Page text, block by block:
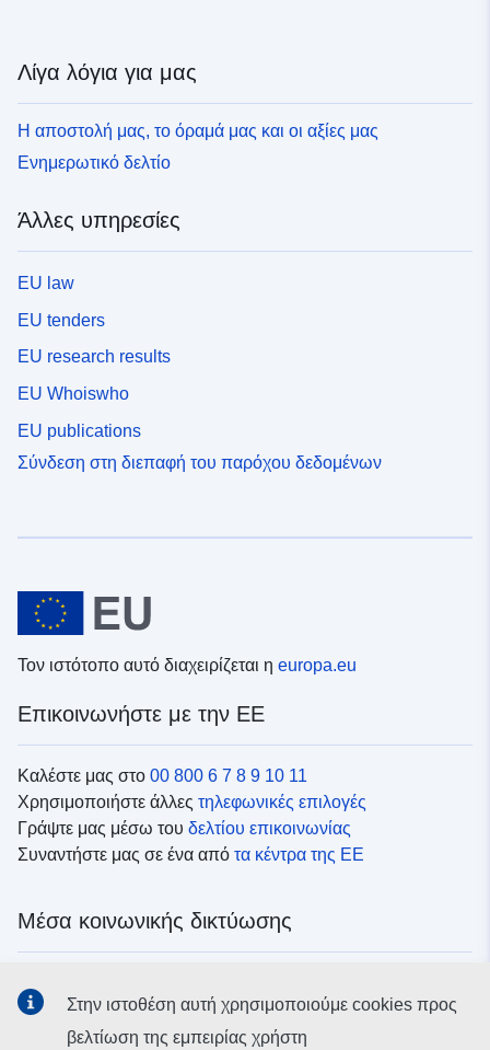
Λίγα λόγια για μας
Η αποστολή μας, το όραμά μας και οι αξίες μας
Ενημερωτικό δελτίο
Άλλες υπηρεσίες
EU law
EU tenders
EU research results
EU Whoiswho
EU publications
Σύνδεση στη διεπαφή του παρόχου δεδομένων
Τον ιστότοπο αυτό διαχειρίζεται η europa.eu
Επικοινωνήστε με την ΕΕ
Καλέστε μας στο 00 800 6 7 8 9 10 11
Χρησιμοποιήστε άλλες τηλεφωνικές επιλογές
Γράψτε μας μέσω του δελτίου επικοινωνίας
Συναντήστε μας σε ένα από τα κέντρα της ΕΕ
Μέσα κοινωνικής δικτύωσης
δικτύωσηςΣτην ιστοθέση αυτή χρησιμοποιούμε cookies προς
βελτίωση της εμπειρίας χρήστη